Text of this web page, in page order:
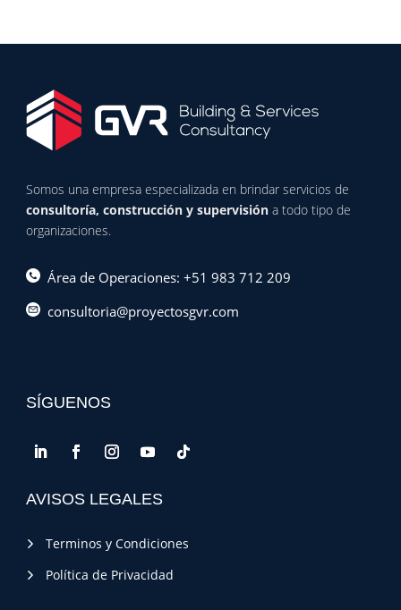
Somos una empresa especializada en brindar servicios de
consultoría, construcción y supervisión a todo tipo de
organizaciones.
Área de Operaciones: +51 983 712 209
consultoria@proyectosgvr.com
SÍGUENOS
AVISOS LEGALES
Terminos y Condiciones
Política de Privacidad